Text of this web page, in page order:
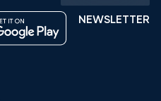
NEWSLETTER